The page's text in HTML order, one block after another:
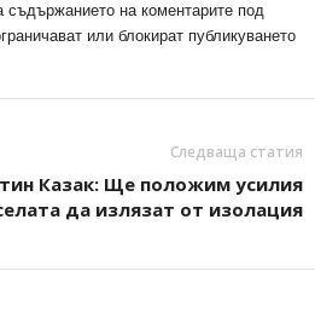
съдържанието на коментарите под
или блокират публикуването
Следваща статия
Казак: Ще положим усилия
да излязат от изолация